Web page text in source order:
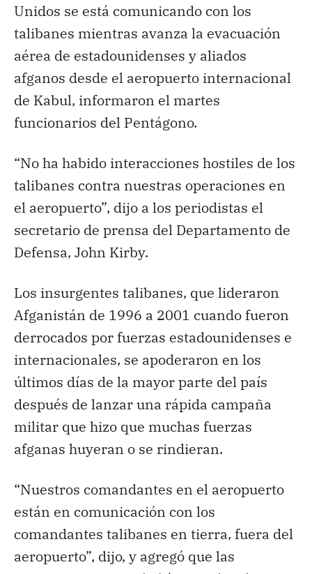
Unidos se está comunicando con los
talibanes mientras avanza la evacuación
aérea de estadounidenses y aliados
afganos desde el aeropuerto internacional
de Kabul, informaron el martes
funcionarios del Pentágono.
“No ha habido interacciones hostiles de los
talibanes contra nuestras operaciones en
el aeropuerto”, dijo a los periodistas el
secretario de prensa del Departamento de
Defensa, John Kirby.
Los insurgentes talibanes, que lideraron
Afganistán de 1996 a 2001 cuando fueron
derrocados por fuerzas estadounidenses e
internacionales, se apoderaron en los
últimos días de la mayor parte del país
después de lanzar una rápida campaña
militar que hizo que muchas fuerzas
afganas huyeran o se rindieran.
“Nuestros comandantes en el aeropuerto
están en comunicación con los
comandantes talibanes en tierra, fuera del
aeropuerto”, dijo, y agregó que las